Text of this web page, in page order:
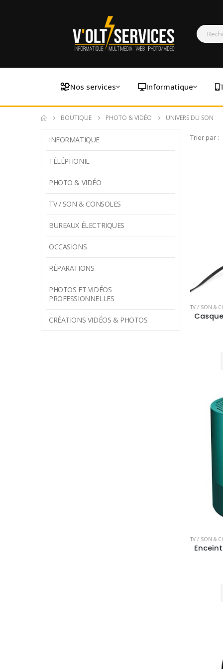
Nos services Informatique
BOUTIQUE PHOTO & VIDÉO UNIVERS DU SON
Trier par :
TV / SON &
TV / SON &
INFORMATIQUE
TÉLÉPHONIE
PHOTO & VIDÉO
TV / SON & CONSOLES
BUREAUX ÉLECTRIQUES
OCCASIONS
RÉPARATIONS
PHOTOS ET VIDÉOS
PROFESSIONNELLES
CRÉATIONS VIDÉOS & PHOTOS